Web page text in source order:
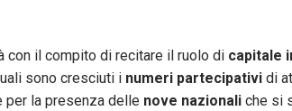
con il compito di recitare il ruolo di capitale
sono cresciuti i numeri partecipativi di
per la presenza delle nove nazionali che si